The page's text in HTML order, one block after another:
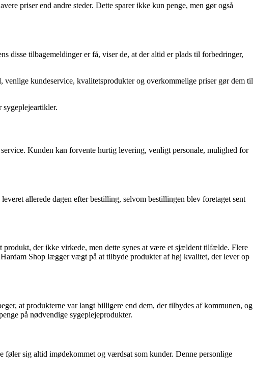
priser end andre steder. Dette sparer ikke kun penge, men gør også
disse tilbagemeldinger er få, viser de, at der altid er plads til forbedringer,
kundeservice, kvalitetsprodukter og overkommelige priser gør dem til
sygeplejeartikler.
Kunden kan forvente hurtig levering, venligt personale, mulighed for
allerede dagen efter bestilling, selvom bestillingen blev foretaget sent
der ikke virkede, men dette synes at være et sjældent tilfælde. Flere
Shop lægger vægt på at tilbyde produkter af høj kvalitet, der lever op
at produkterne var langt billigere end dem, der tilbydes af kommunen, og
på nødvendige sygeplejeprodukter.
føler sig altid imødekommet og værdsat som kunder. Denne personlige